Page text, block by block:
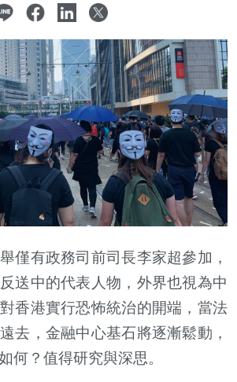
僅有政務司前司長李家超參加，
送中的代表人物，外界也視為中
香港實行恐怖統治的開端，當法
去，金融中心基石將逐漸鬆動，
何？值得研究與深思。